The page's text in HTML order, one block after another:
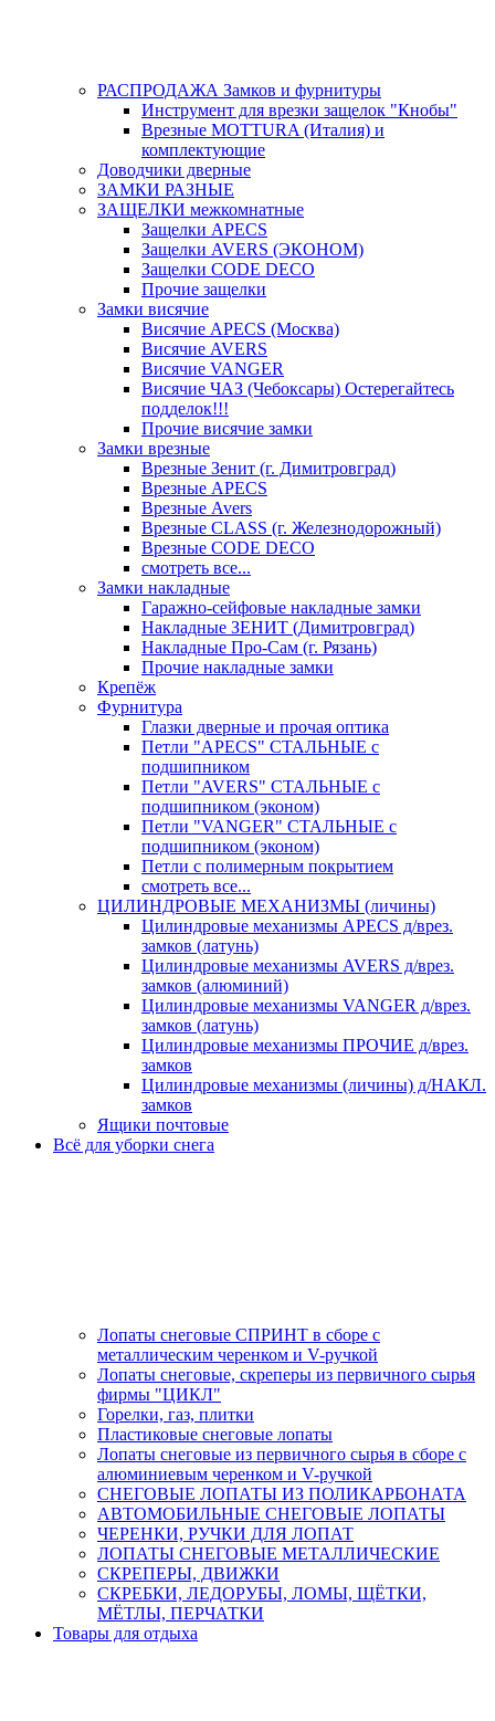
РАСПРОДАЖА Замков и фурнитуры
Инструмент для врезки защелок "Кнобы"
Врезные MOTTURA (Италия) и
комплектующие
Доводчики дверные
ЗАМКИ РАЗНЫЕ
ЗАЩЕЛКИ межкомнатные
Защелки APECS
Защелки AVERS (ЭКОНОМ)
Защелки CODE DECO
Прочие защелки
Замки висячие
Висячие APECS (Москва)
Висячие AVERS
Висячие VANGER
Висячие ЧАЗ (Чебоксары) Остерегайтесь
подделок!!!
Прочие висячие замки
Замки врезные
Врезные Зенит (г. Димитровград)
Врезные APECS
Врезные Avers
Врезные CLASS (г. Железнодорожный)
Врезные CODE DECO
смотреть все...
Замки накладные
Гаражно-сейфовые накладные замки
Накладные ЗЕНИТ (Димитровград)
Накладные Про-Сам (г. Рязань)
Прочие накладные замки
Крепёж
Фурнитура
Глазки дверные и прочая оптика
Петли "APECS" СТАЛЬНЫЕ с
подшипником
Петли "AVERS" СТАЛЬНЫЕ с
подшипником (эконом)
Петли "VANGER" СТАЛЬНЫЕ с
подшипником (эконом)
Петли с полимерным покрытием
смотреть все...
ЦИЛИНДРОВЫЕ МЕХАНИЗМЫ (личины)
Цилиндровые механизмы APECS д/врез.
замков (латунь)
Цилиндровые механизмы AVERS д/врез.
замков (алюминий)
Цилиндровые механизмы VANGER д/врез.
замков (латунь)
Цилиндровые механизмы ПРОЧИЕ д/врез.
замков
Цилиндровые механизмы (личины) д/НАКЛ.
замков
Ящики почтовые
Всё для уборки снега
Лопаты снеговые СПРИНТ в сборе с
металлическим черенком и V-ручкой
Лопаты снеговые, скреперы из первичного сырья
фирмы "ЦИКЛ"
Горелки, газ, плитки
Пластиковые снеговые лопаты
Лопаты снеговые из первичного сырья в сборе с
алюминиевым черенком и V-ручкой
СНЕГОВЫЕ ЛОПАТЫ ИЗ ПОЛИКАРБОНАТА
АВТОМОБИЛЬНЫЕ СНЕГОВЫЕ ЛОПАТЫ
ЧЕРЕНКИ, РУЧКИ ДЛЯ ЛОПАТ
ЛОПАТЫ СНЕГОВЫЕ МЕТАЛЛИЧЕСКИЕ
СКРЕПЕРЫ, ДВИЖКИ
СКРЕБКИ, ЛЕДОРУБЫ, ЛОМЫ, ЩЁТКИ,
МЁТЛЫ, ПЕРЧАТКИ
Товары для отдыха